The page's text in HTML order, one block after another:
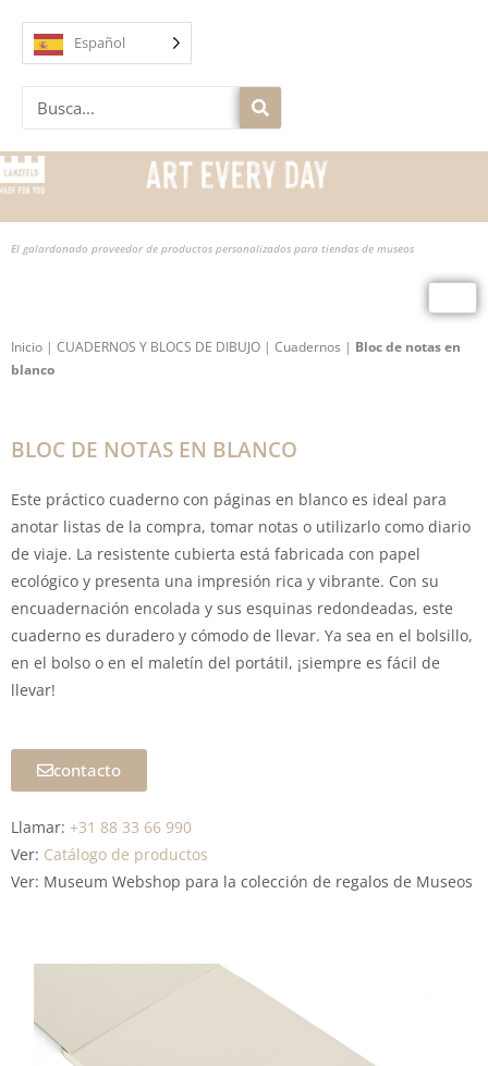
contenido
Español
Buscar
El galardonado proveedor de productos personalizados para tiendas de museos
Inicio | CUADERNOS Y BLOCS DE DIBUJO | Cuadernos | Bloc de notas en
blanco
BLOC DE NOTAS EN BLANCO
Este práctico cuaderno con páginas en blanco es ideal para
anotar listas de la compra, tomar notas o utilizarlo como diario
de viaje. La resistente cubierta está fabricada con papel
ecológico y presenta una impresión rica y vibrante. Con su
encuadernación encolada y sus esquinas redondeadas, este
cuaderno es duradero y cómodo de llevar. Ya sea en el bolsillo,
en el bolso o en el maletín del portátil, ¡siempre es fácil de
llevar!
contacto
Llamar: +31 88 33 66 990
Ver: Catálogo de productos
Ver: Museum Webshop para la colección de regalos de Museos